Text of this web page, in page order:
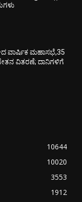
ವಾರ್ಷಿಕ ಮಹಾಸಭೆ,35
ವಿತರಣೆ; ದಾನಿಗಳಿಗೆ
10644
10020
3553
1912